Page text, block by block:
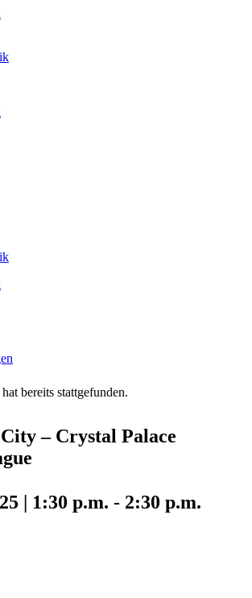
bereits stattgefunden.
– Crystal Palace
| 1:30 p.m. - 2:30 p.m.